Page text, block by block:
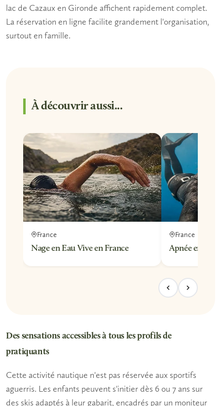
lac de Cazaux en Gironde affichent rapidement complet.
La réservation en ligne facilite grandement l'organisation,
surtout en famille.
À découvrir aussi...
France
Nage en Eau Vive en France
France
Apnée en
Des sensations accessibles à tous les profils de
pratiquants
Cette activité nautique n'est pas réservée aux sportifs
aguerris. Les enfants peuvent s'initier dès 6 ou 7 ans sur
des skis adaptés à leur gabarit, encadrés par un moniteur